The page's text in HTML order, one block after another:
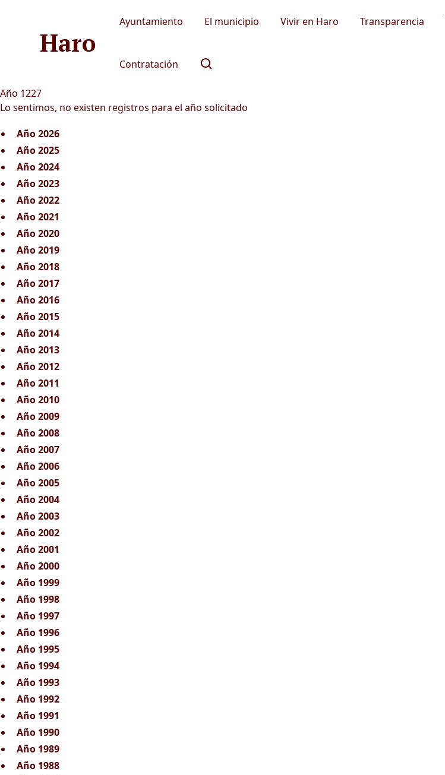
Haro
Ayuntamiento El municipio Vivir en Haro Transparencia
Contratación
Año 1227
Lo sentimos, no existen registros para el año solicitado
Año 2026
Año 2025
Año 2024
Año 2023
Año 2022
Año 2021
Año 2020
Año 2019
Año 2018
Año 2017
Año 2016
Año 2015
Año 2014
Año 2013
Año 2012
Año 2011
Año 2010
Año 2009
Año 2008
Año 2007
Año 2006
Año 2005
Año 2004
Año 2003
Año 2002
Año 2001
Año 2000
Año 1999
Año 1998
Año 1997
Año 1996
Año 1995
Año 1994
Año 1993
Año 1992
Año 1991
Año 1990
Año 1989
Año 1988